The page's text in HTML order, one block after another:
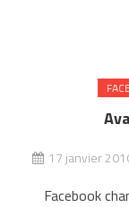
17 janvier
Facebook